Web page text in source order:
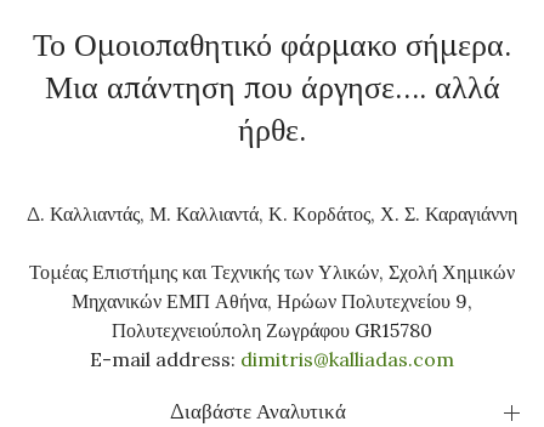
Το Ομοιοπαθητικό φάρμακο σήμερα.
Μια απάντηση που άργησε…. αλλά
ήρθε.
Δ. Καλλιαντάς, Μ. Καλλιαντά, Κ. Κορδάτος, Χ. Σ. Καραγιάννη
Τομέας Επιστήμης και Τεχνικής των Υλικών, Σχολή Χημικών
Μηχανικών ΕΜΠ Αθήνα, Ηρώων Πολυτεχνείου 9,
Πολυτεχνειούπολη Ζωγράφου GR15780
E-mail address: dimitris@kalliadas.com
Διαβάστε Αναλυτικά